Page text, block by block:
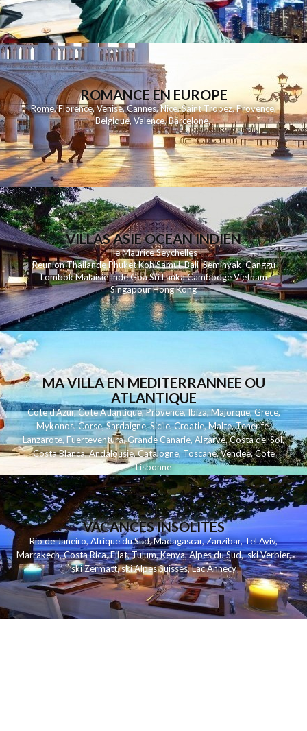
ROMANCE EN EUROPE
Rome,Florence,Venise,Cannes,Nice,Saint Tropez,Provence,
Belgique,Valence,Barcelone,
VILLAS ASIE OCEAN INDIEN
Ile MauriceSeychelles
ReunionThailandePhuketKohSamui Bali SeminyakCanggu
LombokMalaisieIndeGoaSri LankaCambodgeVietnam
SingapourHong Kong
MA VILLA EN MEDITERRANNEE OU
ATLANTIQUE
Cote d'Azur,Cote Atlantique,Provence,Ibiza,Majorque,Grece,
Mykonos,Corse,Sardaigne,Sicile,Croatie,Malte,Tenerife,
Lanzarote,Fuerteventura,Grande Canarie,Algarve,Costa del Sol,
Costa Blanca,Andalousie,Catalogne,Toscane,Vendee,Cote
Lisbonne
VACANCES INSOLITES
Rio de Janeiro,Afrique du Sud,Madagascar,Zanzibar,Tel Aviv,
Marrakech,Costa Rica,Eilat,Tulum,Kenya,Alpes du Sud,ski Verbier,
ski Zermatt,ski Alpes Suisses,Lac Annecy